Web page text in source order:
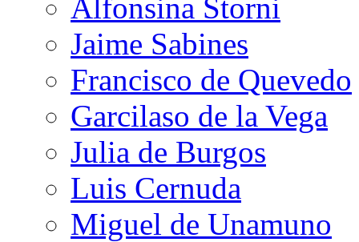
Alfonsina Storni
Jaime Sabines
Francisco de Quevedo
Garcilaso de la Vega
Julia de Burgos
Luis Cernuda
Miguel de Unamuno